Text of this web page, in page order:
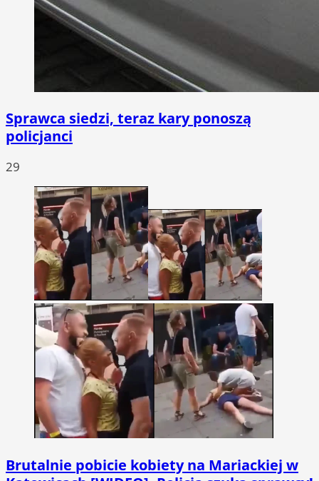
Sprawca siedzi, teraz kary ponoszą
policjanci
29
Brutalnie pobicie kobiety na Mariackiej w